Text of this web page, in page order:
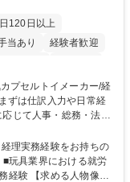
120日以上
当あり
経験者歓迎
じて人事・総務・法務
。少数精鋭の組織のた
す。 【業務詳細】 ■会
、経費精算 ■売掛金・
理実務経験をお持ちの
玩具業界における就労
物像】